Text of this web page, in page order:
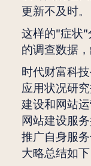
更新不及时。
这样的"症状"
的调查数据
时代财富科
应用状况研
建设和网站
网站建设服
推广自身服
大略总结如下